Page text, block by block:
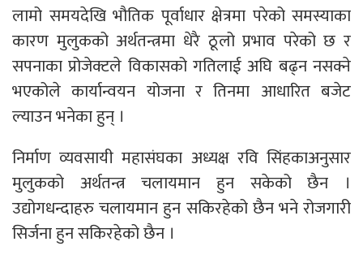
लामो समयदेखि भौतिक पूर्वाधार क्षेत्रमा परेको समस्याका
कारण मुलुकको अर्थतन्त्रमा धेरै ठूलो प्रभाव परेको छ र
सपनाका प्रोजेक्टले विकासको गतिलाई अघि बढ्न नसक्ने
भएकोले कार्यान्वयन योजना र तिनमा आधारित बजेट
ल्याउन भनेका हुन् ।
निर्माण व्यवसायी महासंघका अध्यक्ष रवि सिंहकाअनुसार
मुलुकको अर्थतन्त्र चलायमान हुन सकेको छैन ।
उद्योगधन्दाहरु चलायमान हुन सकिरहेको छैन भने रोजगारी
सिर्जना हुन सकिरहेको छैन ।